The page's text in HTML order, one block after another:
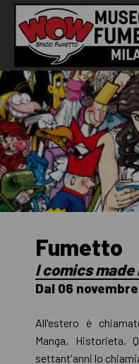
Fumetto
I comics made
Dal 06
All'estero è
Manga, Historieta,
settant'anni lo